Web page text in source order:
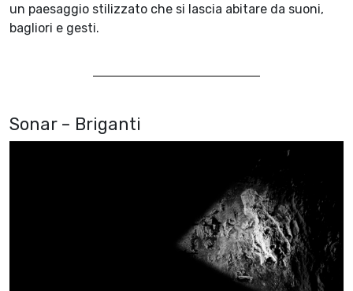
un paesaggio stilizzato che si lascia abitare da suoni,
bagliori e gesti.
Sonar – Briganti